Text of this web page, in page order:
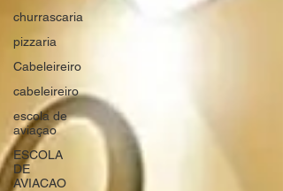
churrascaria
pizzaria
Cabeleireiro
cabeleireiro
escola de
aviaçao
ESCOLA
DE
AVIACAO